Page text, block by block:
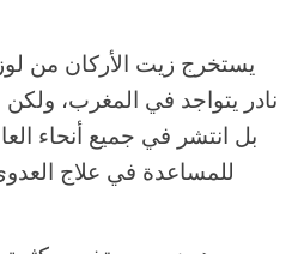
يستخرج زيت الأركان من
نادر يتواجد في المغرب،
بل انتشر في جميع أنحاء
للمساعدة في علاج